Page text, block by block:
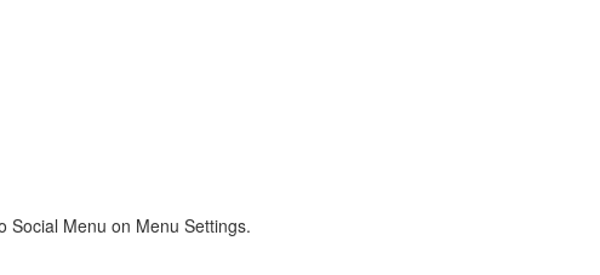
Social Menu on Menu Settings.